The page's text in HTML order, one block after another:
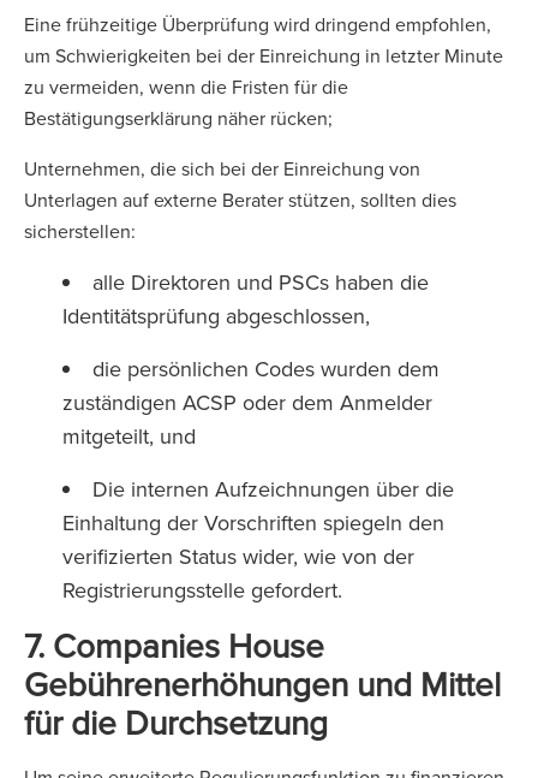
Eine frühzeitige Überprüfung wird dringend empfohlen,
um Schwierigkeiten bei der Einreichung in letzter Minute
zu vermeiden, wenn die Fristen für die
Bestätigungserklärung näher rücken;
Unternehmen, die sich bei der Einreichung von
Unterlagen auf externe Berater stützen, sollten dies
sicherstellen:
alle Direktoren und PSCs haben die
Identitätsprüfung abgeschlossen,
die persönlichen Codes wurden dem
zuständigen ACSP oder dem Anmelder
mitgeteilt, und
Die internen Aufzeichnungen über die
Einhaltung der Vorschriften spiegeln den
verifizierten Status wider, wie von der
Registrierungsstelle gefordert.
7. Companies House
Gebührenerhöhungen und Mittel
für die Durchsetzung